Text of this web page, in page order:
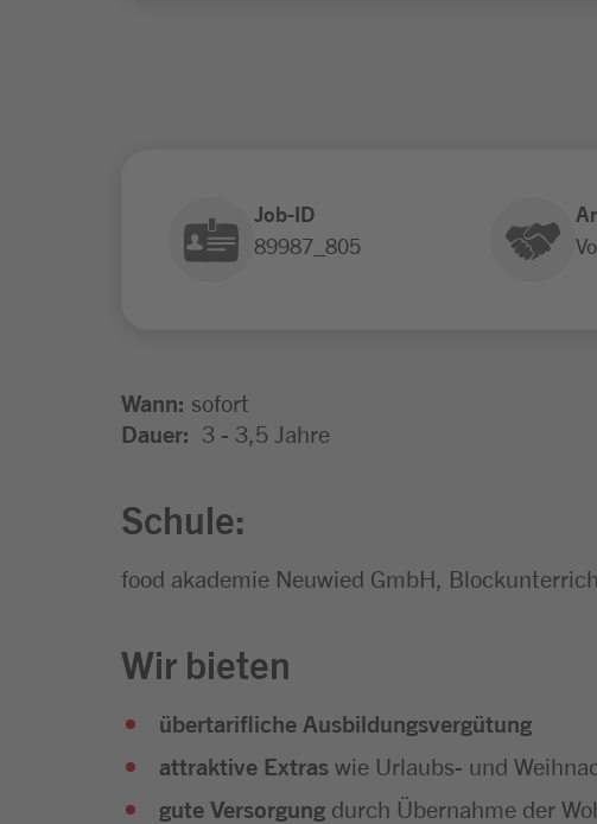
Job-ID
89987_805
Wann: sofort
Dauer: 3 - 3,5 Jahre
Schule:
food akademie Neuwied GmbH,
Wir bieten
übertarifliche Ausbildungsvergütung
attraktive Extras wie Urlaubs- und
gute Versorgung durch Übernahme der